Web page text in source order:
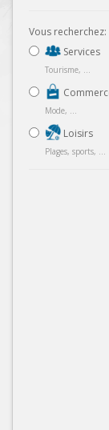
Vous recherchez:
Services
Tourisme, ...
Mode, ...
Loisirs
Plages, sports, ...